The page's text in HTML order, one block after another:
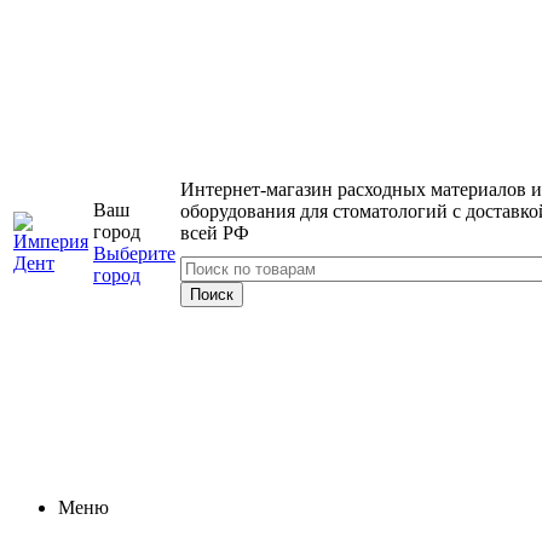
Ваш
город
Выберите
город
Интернет-магазин расходных материалов и
оборудования для стоматологий с
всей РФ
Меню